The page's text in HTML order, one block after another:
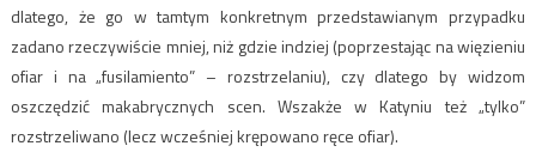
dlatego, że go w tamtym konkretnym przedstawianym przypadku
zadano rzeczywiście mniej, niż gdzie indziej (poprzestając na więzieniu
ofiar i na „fusilamiento” – rozstrzelaniu), czy dlatego by widzom
oszczędzić makabrycznych scen. Wszakże w Katyniu też „tylko”
rozstrzeliwano (lecz wcześniej krępowano ręce ofiar).